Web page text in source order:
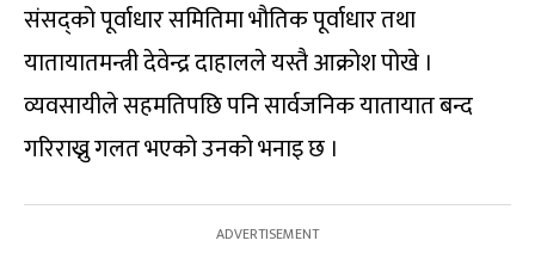
संसद्को पूर्वाधार समितिमा भौतिक पूर्वाधार तथा
यातायातमन्त्री देवेन्द्र दाहालले यस्तै आक्रोश पोखे ।
व्यवसायीले सहमतिपछि पनि सार्वजनिक यातायात बन्द
गरिराख्नु गलत भएको उनको भनाइ छ ।